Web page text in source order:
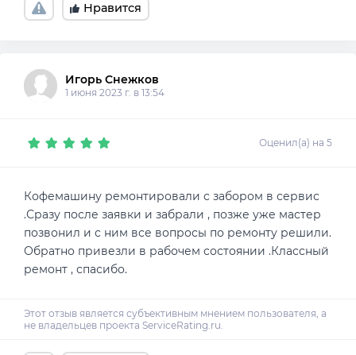
Нравится
Игорь Снежков
1 июня 2023 г. в 13:54
Оценил(а) на 5
Кофемашину ремонтировали с забором в сервис
.Сразу после заявки и забрали , позже уже мастер
позвонил и с ним все вопросы по ремонту решили.
Обратно привезли в рабочем состоянии .Классный
ремонт , спасибо.